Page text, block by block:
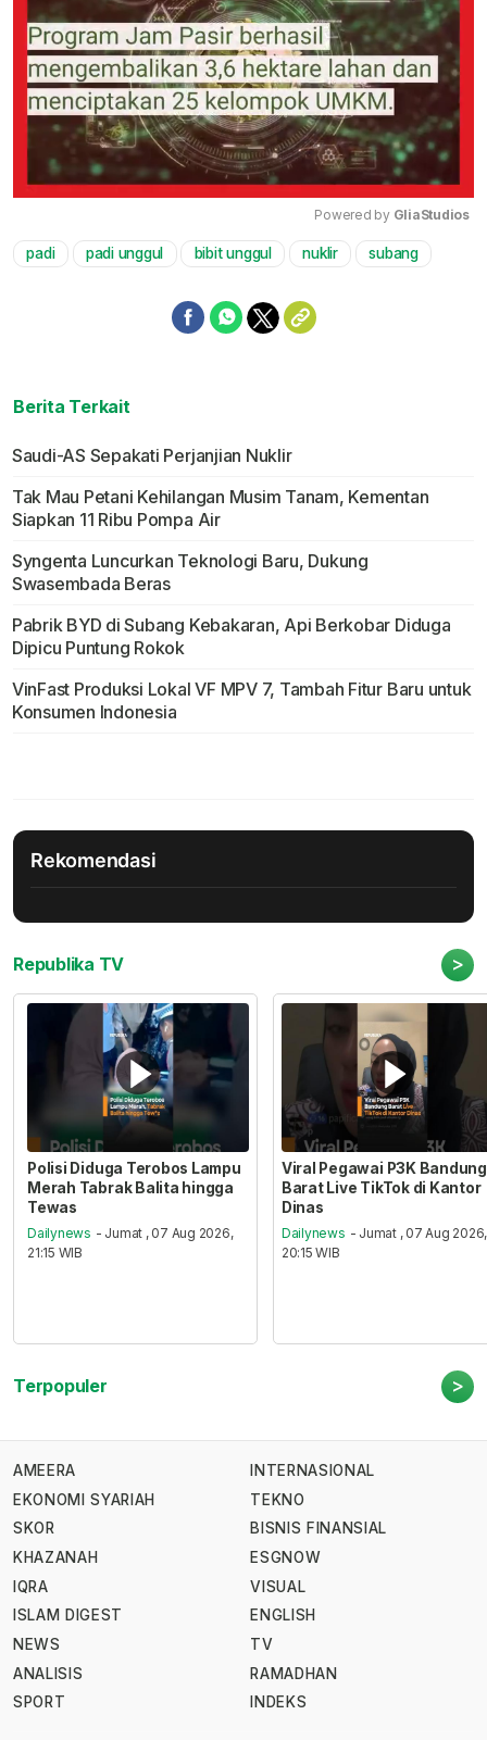
Mute
Powered by GliaStudios
padi padi unggul bibit unggul nuklir subang
Berita Terkait
Saudi-AS Sepakati Perjanjian Nuklir
Tak Mau Petani Kehilangan Musim Tanam, Kementan
Siapkan 11 Ribu Pompa Air
Syngenta Luncurkan Teknologi Baru, Dukung
Swasembada Beras
Pabrik BYD di Subang Kebakaran, Api Berkobar Diduga
Dipicu Puntung Rokok
VinFast Produksi Lokal VF MPV 7, Tambah Fitur Baru untuk
Konsumen Indonesia
Rekomendasi
Republika TV >
Polisi Diduga Terobos Lampu
Merah Tabrak Balita hingga
Tewas
Dailynews - Jumat , 07 Aug 2026,
21:15 WIB
Viral Pegawai P3K Bandung
Barat Live TikTok di Kantor
Dinas
Dailynews - Jumat , 07 Aug 2026,
20:15 WIB
Terpopuler >
AMEERA
EKONOMI SYARIAH
SKOR
KHAZANAH
IQRA
ISLAM DIGEST
NEWS
ANALISIS
SPORT
INTERNASIONAL
TEKNO
BISNIS FINANSIAL
ESGNOW
VISUAL
ENGLISH
TV
RAMADHAN
INDEKS